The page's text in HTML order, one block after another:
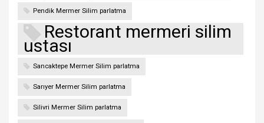
Pendik Mermer Silim parlatma
Restorant mermeri silim
ustası
Sancaktepe Mermer Silim parlatma
Sarıyer Mermer Silim parlatma
Silivri Mermer Silim parlatma